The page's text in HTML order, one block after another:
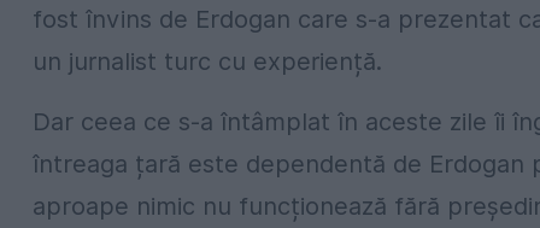
fost învins de Erdogan care s-a prezentat
un jurnalist turc cu experiență.
Dar ceea ce s-a întâmplat în aceste zile îi
întreaga țară este dependentă de Erdogan
aproape nimic nu funcționează fără